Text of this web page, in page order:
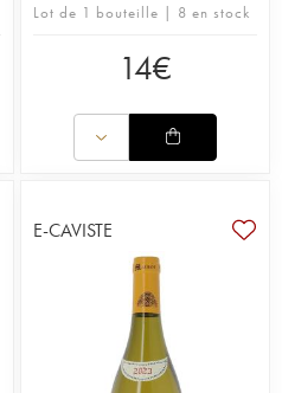
Lot de 1 bouteille | 8 en stock
14€
E-CAVISTE